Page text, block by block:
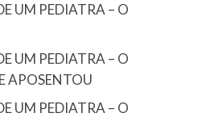
UM PEDIATRA – O
UM PEDIATRA – O
APOSENTOU
UM PEDIATRA – O